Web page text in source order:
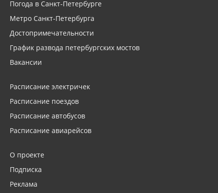
Погода в Санкт-Петербурге
Метро Санкт-Петербурга
Достопримечательности
График развода петербургских мостов
Вакансии
Расписание электричек
Расписание поездов
Расписание автобусов
Расписание авиарейсов
О проекте
Подписка
Реклама